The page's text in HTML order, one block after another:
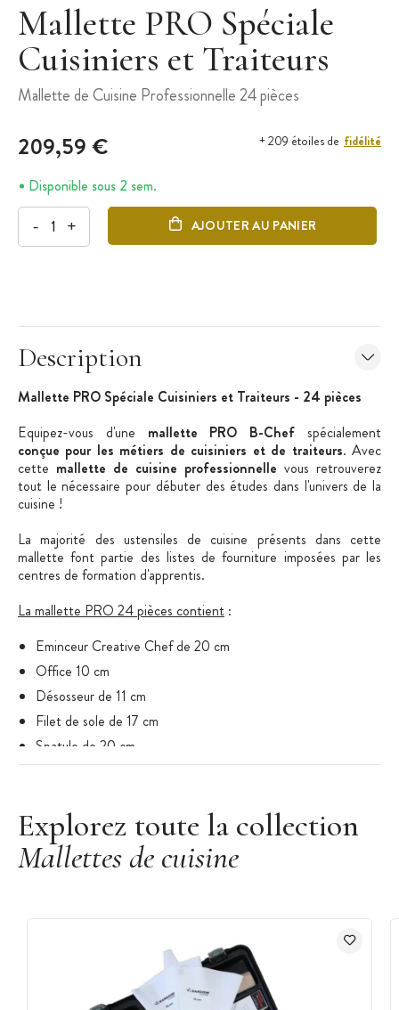
Mallette PRO Spéciale
Cuisiniers et Traiteurs
Mallette de Cuisine Professionnelle 24 pièces
209,59 € + 209 étoiles de fidélité
Disponible sous 2 sem.
- + AJOUTER AU PANIER
Description
Mallette PRO Spéciale Cuisiniers et Traiteurs - 24 pièces
Equipez-vous d'une mallette PRO B-Chef spécialement
conçue pour les métiers de cuisiniers et de traiteurs. Avec
cette mallette de cuisine professionnelle vous retrouverez
tout le nécessaire pour débuter des études dans l'univers de la
cuisine !
La majorité des ustensiles de cuisine présents dans cette
mallette font partie des listes de fourniture imposées par les
centres de formation d'apprentis.
La mallette PRO 24 pièces contient :
Eminceur Creative Chef de 20 cm
Office 10 cm
Désosseur de 11 cm
Filet de sole de 17 cm
Spatule de 20 cm
Fourchette cuisine de 32 cm
Pinceau de 30 mm
Spatule exoglas de 30 cm
Pochon inox Ø 6 cm
Eplucheur
Aiguille à brider
Explorez toute la collection
Mallettes de cuisine